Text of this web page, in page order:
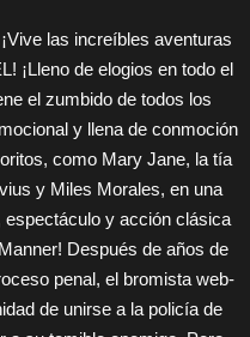
las increíbles aventuras
¡Lleno de elogios en todo el
el zumbido de todos los
y llena de conmoción
como Mary Jane, la tía
​​y Miles Morales, en una
espectáculo y acción clásica
Después de años de
penal, el bromista web-
de unirse a la policía de